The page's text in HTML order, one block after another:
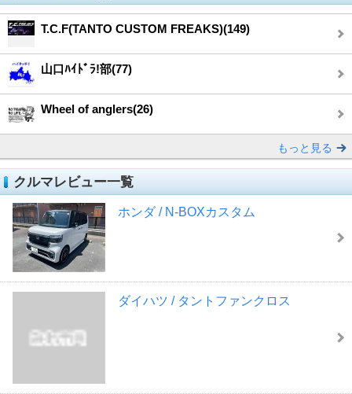
T.C.F(TANTO CUSTOM FREAKS)(149)
山口ﾊｲﾄﾞﾗ!部(77)
Wheel of anglers(26)
もっと見る
クルマレビュー一覧
ホンダ / N-BOXカスタム
ダイハツ / タントファンクロス